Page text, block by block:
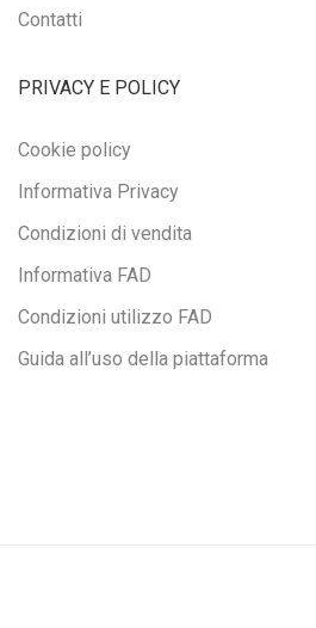
Contatti
PRIVACY E POLICY
Cookie policy
Informativa Privacy
Condizioni di vendita
Informativa FAD
Condizioni utilizzo FAD
Guida all’uso della piattaforma